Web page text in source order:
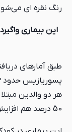
رنگ نقره ای
این بیماری
طبق آمارهای
پسوریازیس حدود
هر دو والدین
50 درصد هم افزایش پیدا می‌کند.